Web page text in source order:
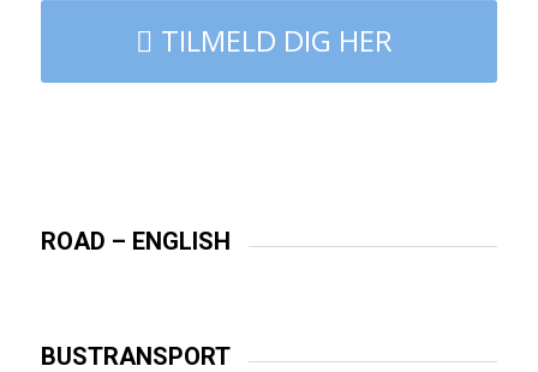
TILMELD DIG HER
ROAD – ENGLISH
BUSTRANSPORT